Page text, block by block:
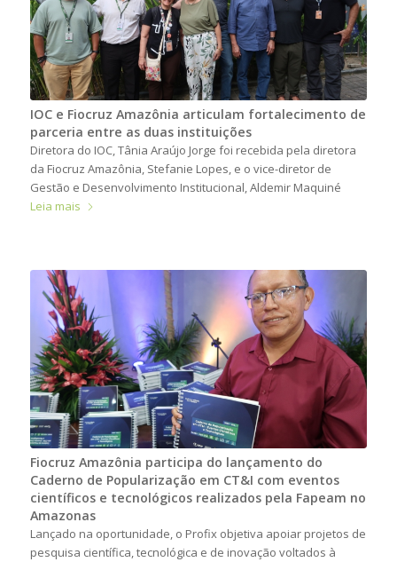
IOC e Fiocruz Amazônia articulam fortalecimento de
parceria entre as duas instituições
Diretora do IOC, Tânia Araújo Jorge foi recebida pela diretora
da Fiocruz Amazônia, Stefanie Lopes, e o vice-diretor de
Gestão e Desenvolvimento Institucional, Aldemir Maquiné
Leia mais
Fiocruz Amazônia participa do lançamento do
Caderno de Popularização em CT&I com eventos
científicos e tecnológicos realizados pela Fapeam no
Amazonas
Lançado na oportunidade, o Profix objetiva apoiar projetos de
pesquisa científica, tecnológica e de inovação voltados à